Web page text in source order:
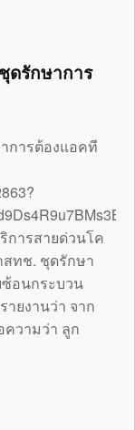
ดรักษาการ
การต้องแอคที
การสายด่วนโค
ทช. ชุดรักษา
อนกระบวน
ยงานว่า จาก
วามว่า ลูก